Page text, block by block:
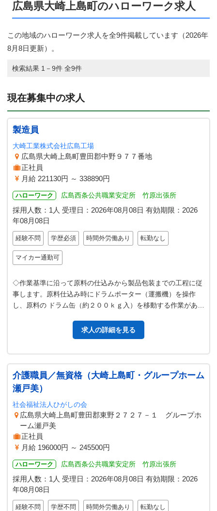
広島県大崎上島町のハローワーク求人
この地域のハローワーク求人を全9件掲載しています（2026年
8月8日更新）。
検索結果 1－9件 全9件
現在募集中の求人
製造員
大崎工業株式会社広島工場
広島県大崎上島町豊田郡中野９７７番地
正社員
月給 221130円 ～ 338890円
ハローワーク 広島西条公共職業安定所 竹原出張所
採用人数：1人 受理日： 2026年08月08日 有効期限： 2026
年08月08日
経験不問 学歴必須 時間外労働あり 転勤なし
マイカー通勤可
◇作業基準に沿って原料の仕込みから製品包装までの工程に従
事します。原料仕込み時にドラムポーター（運搬機）を操作
し、原料の ドラム缶（約２００ｋｇ入）を移動する作業があり
求人の詳細を見る
介護職員／無資格（大崎上島町・グループホーム
瀬戸美）
社会福祉法人ひがしの会
広島県大崎上島町豊田郡東野２７２７－１ グループホ
ーム瀬戸美
正社員
月給 196000円 ～ 245500円
ハローワーク 広島西条公共職業安定所 竹原出張所
採用人数：1人 受理日： 2026年08月08日 有効期限： 2026
年08月08日
経験不問 学歴不問 時間外労働あり 転勤なし